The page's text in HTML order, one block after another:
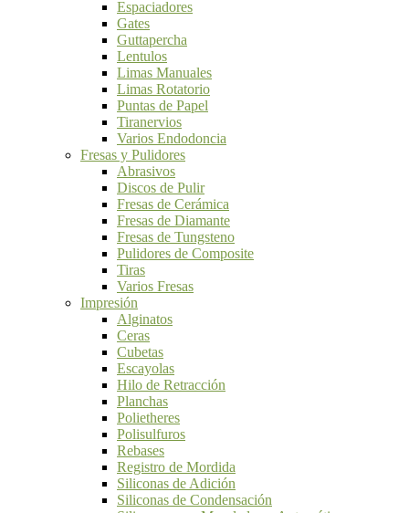
Espaciadores
Gates
Guttapercha
Lentulos
Limas Manuales
Limas Rotatorio
Puntas de Papel
Tiranervios
Varios Endodoncia
Fresas y Pulidores
Abrasivos
Discos de Pulir
Fresas de Cerámica
Fresas de Diamante
Fresas de Tungsteno
Pulidores de Composite
Tiras
Varios Fresas
Impresión
Alginatos
Ceras
Cubetas
Escayolas
Hilo de Retracción
Planchas
Polietheres
Polisulfuros
Rebases
Registro de Mordida
Siliconas de Adición
Siliconas de Condensación